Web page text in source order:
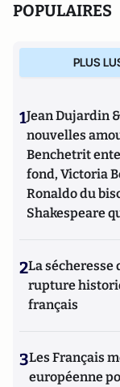
POPULAIRES
PLUS
1Jean Dujardin
nouvelles
Benchetrit
fond, Victoria
Ronaldo du
Shakespeare
2La sécheresse
rupture
français
3Les Français
européenne